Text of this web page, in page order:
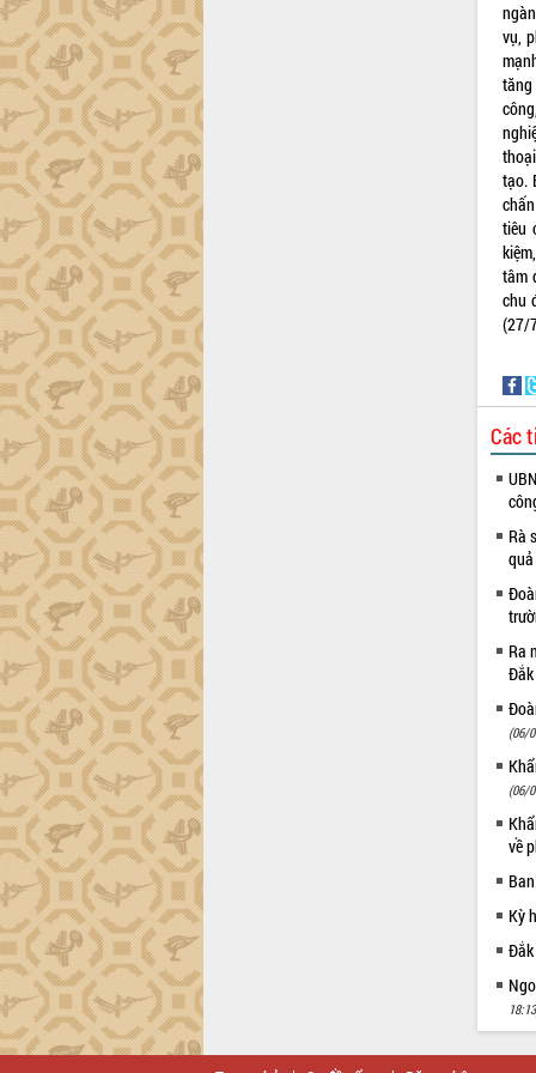
phát triển nền kinh tế xanh tại tỉnh
vụ,
tạo.
tiêu
tâm
chu
(27/
Các
Rà
Ra
Đắk
(06/
(06/
về
Kỳ